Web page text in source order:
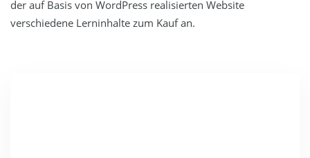
der auf Basis von WordPress realisierten Website
verschiedene Lerninhalte zum Kauf an.